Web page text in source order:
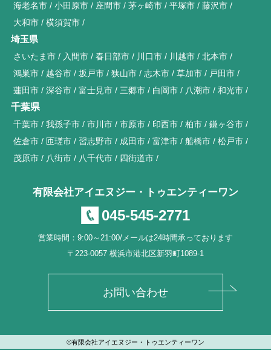
海老名市
小田原市 座間市 茅ヶ崎市 平塚市
藤沢市
大和市
横須賀市
埼玉県
さいたま市 入間市 春日部市 川口市 川越市
北本市
鴻巣市
越谷市 坂戸市 狭山市 志木市 草加市
戸田市
蓮田市
深谷市 富士見市 三郷市 白岡市 八潮市 和光市
千葉県
千葉市 我孫子市 市川市 市原市 印西市 柏市
鎌ヶ谷市
佐倉市
匝瑳市 習志野市 成田市 富津市 船橋市
松戸市
茂原市
八街市 八千代市 四街道市
有限会社アイエヌジー・トゥエンティーワン
045-545-2771
営業時間：9:00～21:00/メールは24時間承っております
〒223-0057 横浜市港北区新羽町1089-1
お問い合わせ
©有限会社アイエヌジー・トゥエンティーワン